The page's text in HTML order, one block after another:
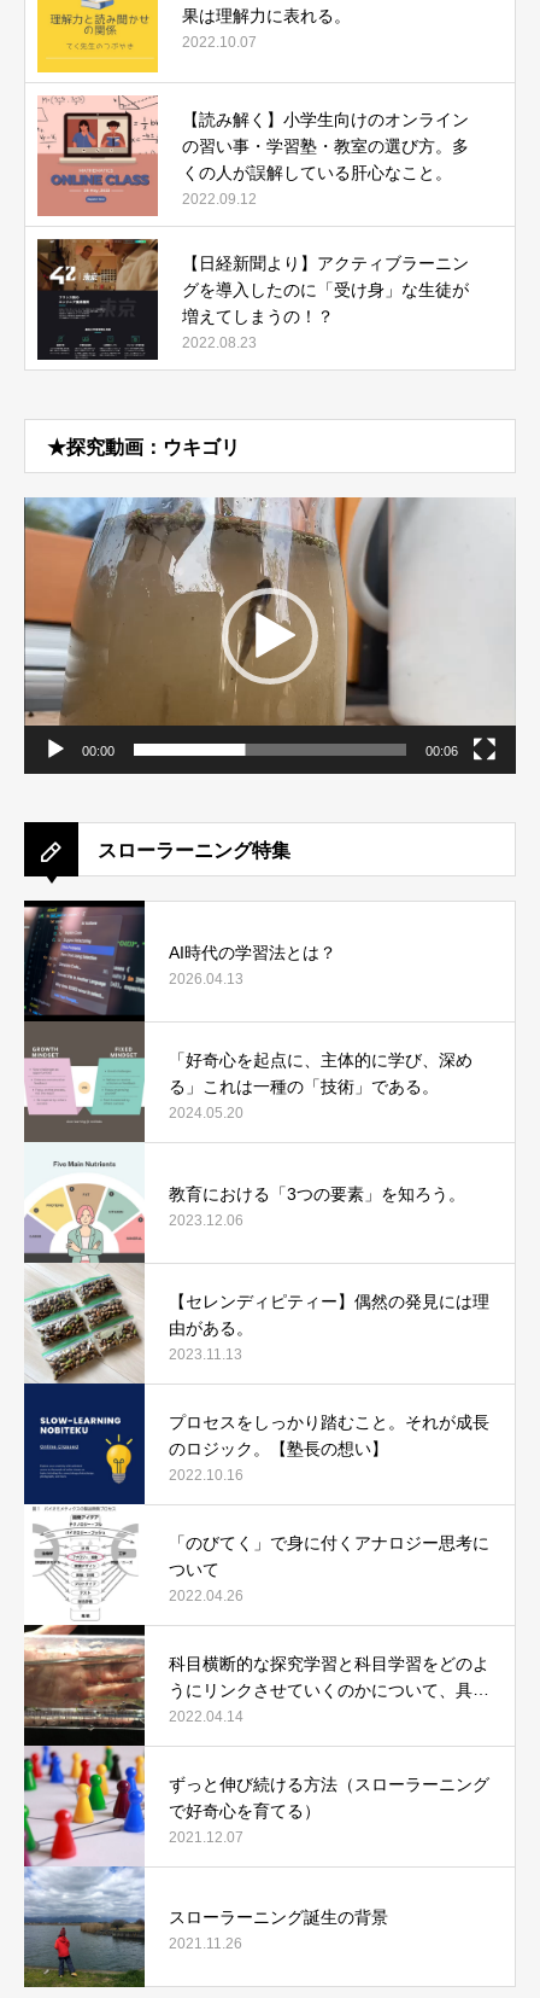
果は理解力に表れる。
2022.10.07
【読み解く】小学生向けのオンライン
の習い事・学習塾・教室の選び方。多
くの人が誤解している肝心なこと。
2022.09.12
【日経新聞より】アクティブラーニン
グを導入したのに「受け身」な生徒が
増えてしまうの！？
2022.08.23
★探究動画：ウキゴリ
動
画
プ
00:00 00:06
スローラーニング特集
AI時代の学習法とは？
2026.04.13
「好奇心を起点に、主体的に学び、深め
る」これは一種の「技術」である。
2024.05.20
教育における「3つの要素」を知ろう。
2023.12.06
【セレンディピティー】偶然の発見には理
由がある。
2023.11.13
プロセスをしっかり踏むこと。それが成長
のロジック。【塾長の想い】
2022.10.16
「のびてく」で身に付くアナロジー思考に
ついて
2022.04.26
科目横断的な探究学習と科目学習をどのよ
うにリンクさせていくのかについて、具体
例で説明します。
2022.04.14
ずっと伸び続ける方法（スローラーニング
で好奇心を育てる）
2021.12.07
スローラーニング誕生の背景
2021.11.26